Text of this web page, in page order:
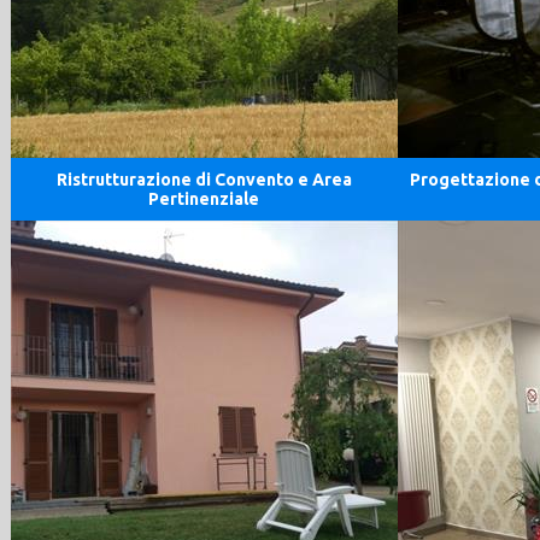
Ristrutturazione di Convento e Area
Pertinenziale
Progettazione